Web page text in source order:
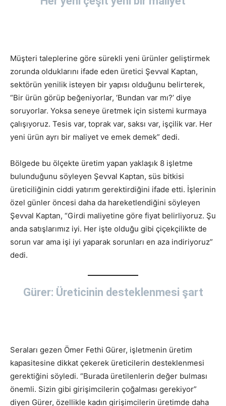
Müşteri taleplerine göre sürekli yeni ürünler geliştirmek
zorunda olduklarını ifade eden üretici Şevval Kaptan,
sektörün yenilik isteyen bir yapısı olduğunu belirterek,
“Bir ürün görüp beğeniyorlar, ‘Bundan var mı?’ diye
soruyorlar. Yoksa seneye üretmek için sistemi kurmaya
çalışıyoruz. Tesis var, toprak var, saksı var, işçilik var. Her
yeni ürün ayrı bir maliyet ve emek demek” dedi.
Bölgede bu ölçekte üretim yapan yaklaşık 8 işletme
bulunduğunu söyleyen Şevval Kaptan, süs bitkisi
üreticiliğinin ciddi yatırım gerektirdiğini ifade etti. İşlerinin
özel günler öncesi daha da hareketlendiğini söyleyen
Şevval Kaptan, “Girdi maliyetine göre fiyat belirliyoruz. Şu
anda satışlarımız iyi. Her işte olduğu gibi çiçekçilikte de
sorun var ama işi iyi yaparak sorunları en aza indiriyoruz”
dedi.
Gürer: Üreticinin desteklenmesi şart
Seraları gezen Ömer Fethi Gürer, işletmenin üretim
kapasitesine dikkat çekerek üreticilerin desteklenmesi
gerektiğini söyledi. “Burada üretilenlerin değer bulması
önemli. Sizin gibi girişimcilerin çoğalması gerekiyor”
diyen Gürer, özellikle kadın girişimcilerin üretimde daha